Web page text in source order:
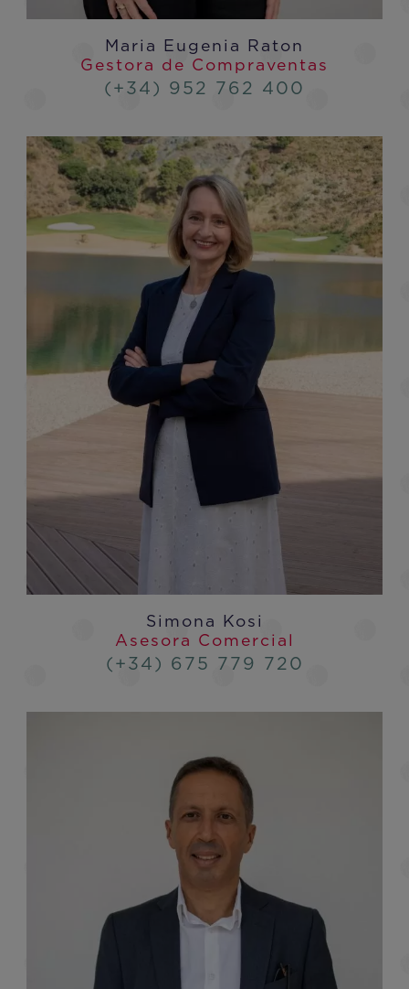
Maria Eugenia Raton
Gestora de Compraventas
(+34) 952 762 400
Simona Kosi
Asesora Comercial
(+34) 675 779 720